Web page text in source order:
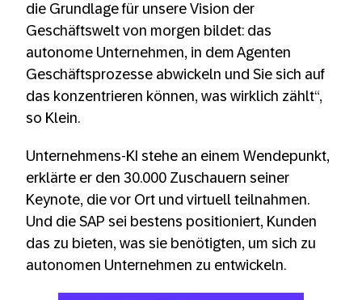
die Grundlage für unsere Vision der
Geschäftswelt von morgen bildet: das
autonome Unternehmen, in dem Agenten
Geschäftsprozesse abwickeln und Sie sich auf
das konzentrieren können, was wirklich zählt“,
so Klein.
Unternehmens-KI stehe an einem Wendepunkt,
erklärte er den 30.000 Zuschauern seiner
Keynote, die vor Ort und virtuell teilnahmen.
Und die SAP sei bestens positioniert, Kunden
das zu bieten, was sie benötigten, um sich zu
autonomen Unternehmen zu entwickeln.